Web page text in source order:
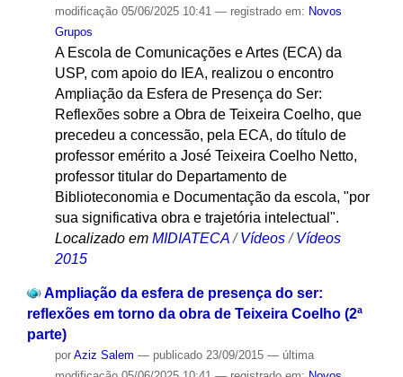
modificação05/06/2025 10:41 — registrado em: Novos
Grupos
A Escola de Comunicações e Artes (ECA) da
USP, com apoio do IEA, realizou o encontro
Ampliação da Esfera de Presença do Ser:
Reflexões sobre a Obra de Teixeira Coelho, que
precedeu a concessão, pela ECA, do título de
professor emérito a José Teixeira Coelho Netto,
professor titular do Departamento de
Biblioteconomia e Documentação da escola, "por
sua significativa obra e trajetória intelectual".
Localizado em MIDIATECA /Vídeos /Vídeos
2015
Ampliação da esfera de presença do ser:
reflexões em torno da obra de Teixeira Coelho (2ª
parte)
por Aziz Salem — publicado23/09/2015 — última